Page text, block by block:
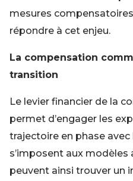
mesures
répondre à cet enjeu.
La compensation
transition
Le levier financier de la
permet d’engager les
trajectoire en phase avec
s’imposent aux
peuvent ainsi trouver un